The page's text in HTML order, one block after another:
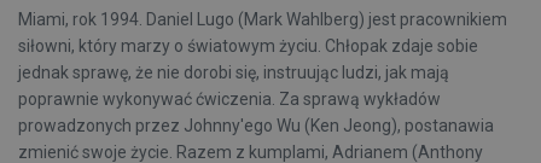
Miami, rok 1994. Daniel Lugo (Mark Wahlberg) jest pracownikiem
siłowni, który marzy o światowym życiu. Chłopak zdaje sobie
jednak sprawę, że nie dorobi się, instruując ludzi, jak mają
poprawnie wykonywać ćwiczenia. Za sprawą wykładów
prowadzonych przez Johnny'ego Wu (Ken Jeong), postanawia
zmienić swoje życie. Razem z kumplami, Adrianem (Anthony